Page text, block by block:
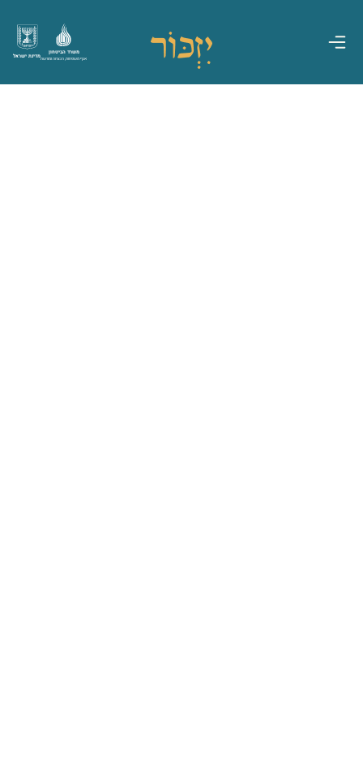
מדינת ישראל
משרד הביטחון
אגף משפחות, הנצחה ומורשת